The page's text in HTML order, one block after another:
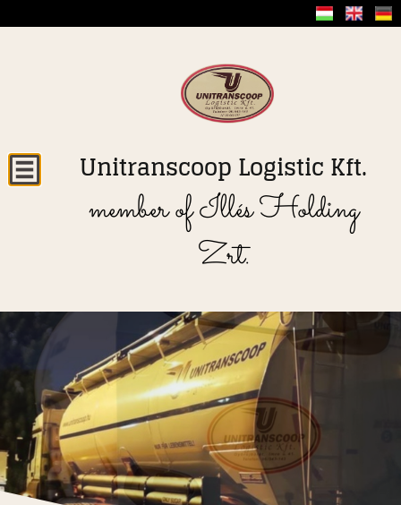
Unitranscoop Logistic Kft.
member of Illés Holding
Zrt.